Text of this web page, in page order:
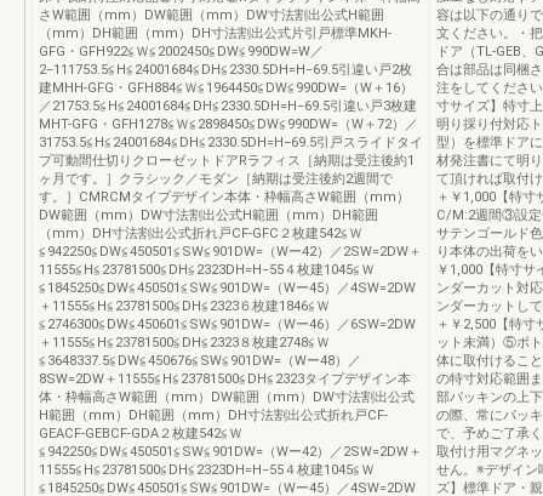
さW範囲（mm）DW範囲（mm）DW寸法割出公式H範囲
（mm）DH範囲（mm）DH寸法割出公式片引戸標準MKH-
GFG・GFH922≦Ｗ≦2002450≦DW≦990DW=W／
2−111753.5≦H≦24001684≦DH≦2330.5DH=H−69.5引違い戸2枚
建MHH-GFG・GFH884≦Ｗ≦1964450≦DW≦990DW=（W＋16）
／21753.5≦H≦24001684≦DH≦2330.5DH=H−69.5引違い戸3枚建
MHT-GFG・GFH1278≦Ｗ≦2898450≦DW≦990DW=（W＋72）／
31753.5≦H≦24001684≦DH≦2330.5DH=H−69.5引戸スライドタイ
プ可動間仕切りクローゼットドアRラフィス［納期は受注後約1
ヶ月です。］クラシック／モダン［納期は受注後約2週間で
す。］CMRCMタイプデザイン本体・枠幅高さW範囲（mm）
DW範囲（mm）DW寸法割出公式H範囲（mm）DH範囲
（mm）DH寸法割出公式折れ戸CF-GFC２枚建542≦Ｗ
≦942250≦DW≦450501≦SW≦901DW=（Wー42）／2SW=2DW＋
11555≦H≦23781500≦DH≦2323DH=H−55４枚建1045≦Ｗ
≦1845250≦DW≦450501≦SW≦901DW=（Wー45）／4SW=2DW
＋11555≦H≦23781500≦DH≦2323６枚建1846≦Ｗ
≦2746300≦DW≦450601≦SW≦901DW=（Wー46）／6SW=2DW
＋11555≦H≦23781500≦DH≦2323８枚建2748≦Ｗ
≦3648337.5≦DW≦450676≦SW≦901DW=（Wー48）／
8SW=2DW＋11555≦H≦23781500≦DH≦2323タイプデザイン本
体・枠幅高さW範囲（mm）DW範囲（mm）DW寸法割出公式
H範囲（mm）DH範囲（mm）DH寸法割出公式折れ戸CF-
GEACF-GEBCF-GDA２枚建542≦Ｗ
≦942250≦DW≦450501≦SW≦901DW=（Wー42）／2SW=2DW＋
11555≦H≦23781500≦DH≦2323DH=H−55４枚建1045≦Ｗ
≦1845250≦DW≦450501≦SW≦901DW=（Wー45）／4SW=2DW
容は以下の通り
文ください。・
ドア（TL-GEB
合は部品は同梱
注をしてくださ
寸サイズ】特寸
明り採り付対応
型）を標準ドア
材発注書にて明
て頂ければ取付
＋￥1,000【特
C/M:2週間③設定
サテンゴールド
り本体の出荷を
￥1,000【特寸
ンダーカット対
ンダーカットし
＋￥2,500【特
ット未満）⑤ボ
体に取付けるこ
の特寸対応範囲
部パッキンの上
の際、常にパッ
で、予めご了承
取付け用マグネ
せん。※デザイン
ズ】標準ドア・